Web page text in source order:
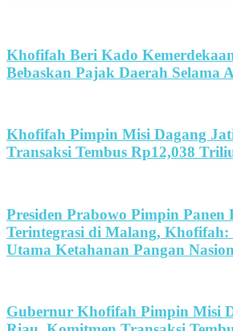
Khofifah Beri Kado
Bebaskan Pajak Daerah Selama
Khofifah Pimpin Misi Dagang
Transaksi Tembus Rp12,038
Presiden Prabowo Pimpin Panen
Terintegrasi di Malang,
Utama Ketahanan Pangan
Gubernur Khofifah Pimpin Misi